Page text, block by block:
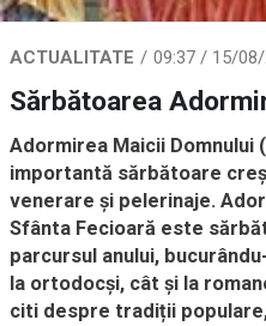
ACTUALITATE 09:37 / 15/
Sărbătoarea
Adormirea Maicii Domnului
importantă sărbătoare
venerare și pelerinaje.
Sfânta Fecioară este
parcursul anului,
la ortodocși, cât și la
citi despre tradiții